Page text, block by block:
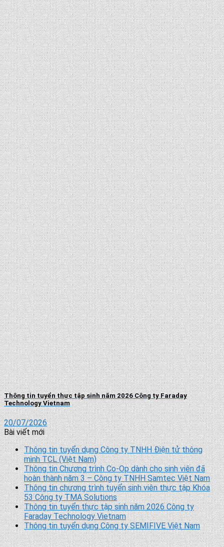
Thông tin tuyển thực tập sinh năm 2026 Công ty Faraday
Technology Vietnam
20/07/2026
Bài viết mới
Thông tin tuyển dụng Công ty TNHH Điện tử thông
minh TCL (Việt Nam)
Thông tin Chương trình Co-Op dành cho sinh viên đã
hoàn thành năm 3 – Công ty TNHH Samtec Việt Nam
Thông tin chương trình tuyển sinh viên thực tập Khóa
53 Công ty TMA Solutions
Thông tin tuyển thực tập sinh năm 2026 Công ty
Faraday Technology Vietnam
Thông tin tuyển dụng Công ty SEMIFIVE Việt Nam